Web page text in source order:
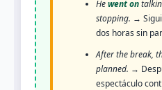
Hewent on
stopping. →
dos horas sin
After the break,
planned. →
espectáculo